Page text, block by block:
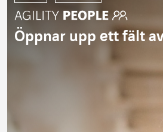
Öppnar upp ett fält